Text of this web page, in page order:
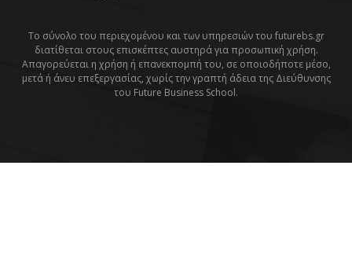
Το σύνολο του περιεχομένου και των υπηρεσιών του futurebs.gr
διατίθεται στους επισκέπτες αυστηρά για προσωπική χρήση.
Απαγορεύεται η χρήση ή επανεκπομπή του, σε οποιοδήποτε μέσο,
μετά ή άνευ επεξεργασίας, χωρίς την γραπτή άδεια της Διεύθυνσης
του Future Business School.